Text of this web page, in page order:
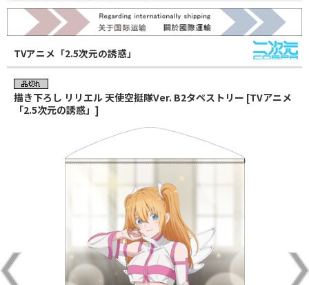
TVアニメ「2.5次元の誘惑」
描き下ろし リリエル 天使空挺隊Ver. B2タペストリー [TVアニメ
「2.5次元の誘惑」]